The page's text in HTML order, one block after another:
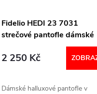
Fidelio HEDI 23 7031
strečové pantofle dámské
asfaltová metalická 18
2 250 Kč
Dámské halluxové pantofle v